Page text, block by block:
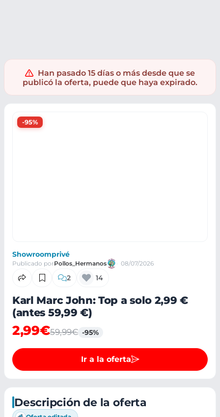
Han pasado 15 días o más desde que se
publicó la oferta, puede que haya expirado.
-95%
Showroomprivé
Publicado porPollos_Hermanos 08/07/2026
2 14
Karl Marc John: Top a solo 2,99 €
(antes 59,99 €)
2,99€59,99€ -95%
Ir a la oferta
Descripción de la oferta